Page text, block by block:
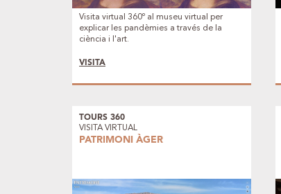
Visita virtual 360º al museu virtual per
explicar les pandèmies a través de la
ciència i l'art.
VISITA
TOURS 360
VISITA VIRTUAL
PATRIMONI ÀGER